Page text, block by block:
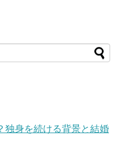
独身を続ける背景と結婚